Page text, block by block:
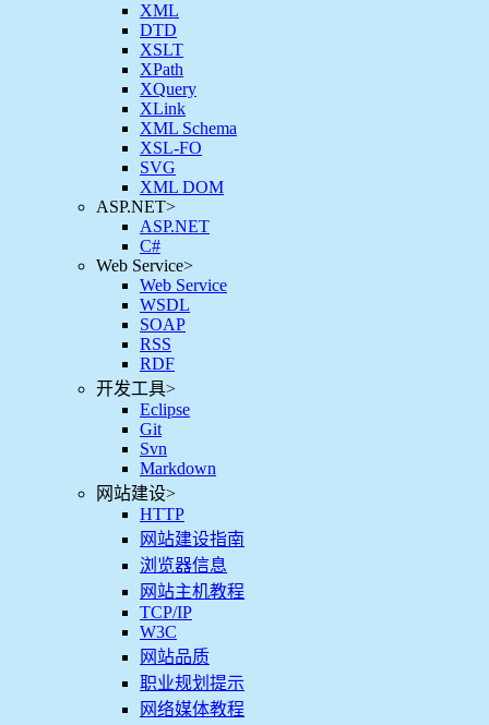
XML
DTD
XSLT
XPath
XQuery
XLink
XML Schema
XSL-FO
SVG
XML DOM
ASP.NET>
ASP.NET
C#
Web Service>
Web Service
WSDL
SOAP
RSS
RDF
开发工具>
Eclipse
Git
Svn
Markdown
网站建设>
HTTP
网站建设指南
浏览器信息
网站主机教程
TCP/IP
W3C
网站品质
职业规划提示
网络媒体教程